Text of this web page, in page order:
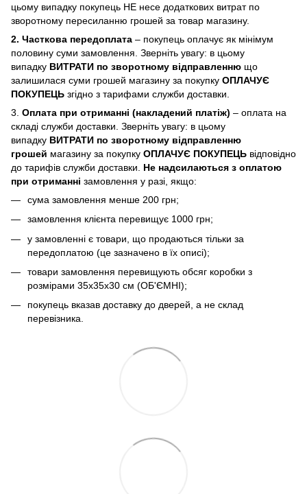
цьому випадку покупець НЕ несе додаткових витрат по
зворотному пересиланню грошей за товар магазину.
2. Часткова передоплата – покупець оплачує як мінімум
половину суми замовлення. Зверніть увагу: в цьому
випадку ВИТРАТИ по зворотному відправленню що
залишилася суми грошей магазину за покупку ОПЛАЧУЄ
ПОКУПЕЦЬ згідно з тарифами служби доставки.
3. Оплата при отриманні (накладений платіж) – оплата на
складі служби доставки. Зверніть увагу: в цьому
випадку ВИТРАТИ по зворотному відправленню
грошей магазину за покупку ОПЛАЧУЄ ПОКУПЕЦЬ відповідно
до тарифів служби доставки. Не надсилаються з оплатою
при отриманні замовлення у разі, якщо:
сума замовлення менше 200 грн;
замовлення клієнта перевищує 1000 грн;
у замовленні є товари, що продаються тільки за
передоплатою (це зазначено в їх описі);
товари замовлення перевищують обсяг коробки з
розмірами 35х35х30 см (ОБ'ЄМНІ);
покупець вказав доставку до дверей, а не склад
перевізника.